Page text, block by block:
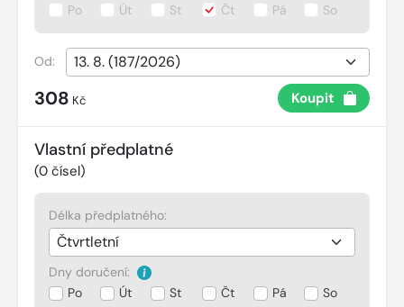
Po
Út St Čt Pá So
Od:
308 Kč Koupit
Vlastní předplatné
(0 čísel)
Délka předplatného:
Dny doručení:
Po
Út St Čt Pá So